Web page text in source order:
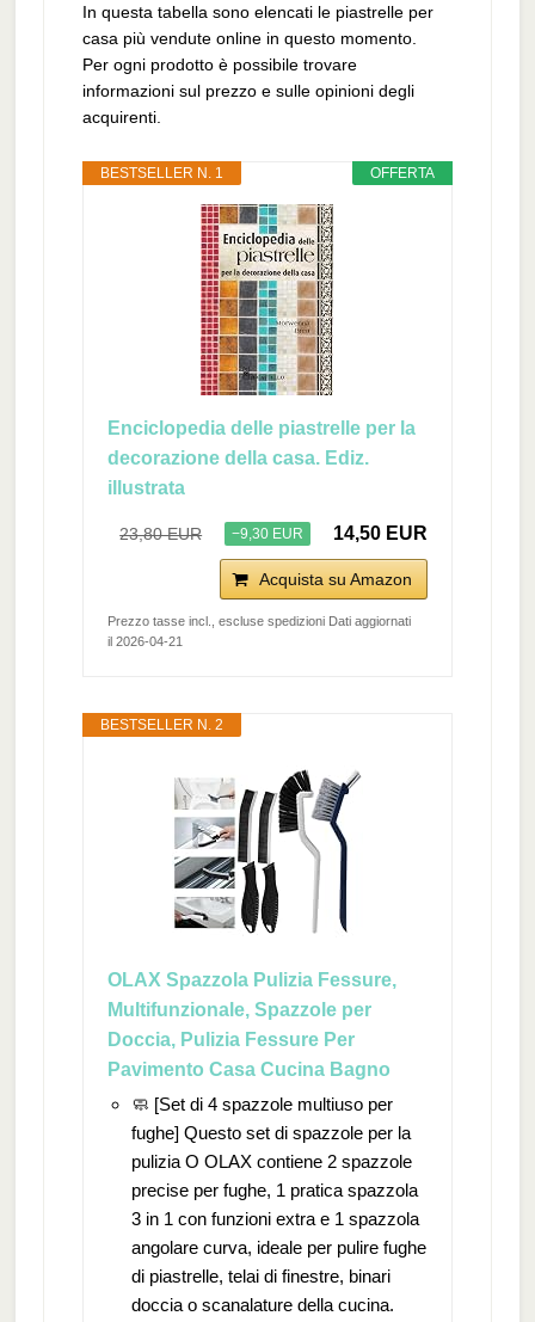
In questa tabella sono elencati le piastrelle per
casa più vendute online in questo momento.
Per ogni prodotto è possibile trovare
informazioni sul prezzo e sulle opinioni degli
acquirenti.
OFFERTA
BESTSELLER N. 1
Enciclopedia delle piastrelle per la
decorazione della casa. Ediz.
illustrata
23,80 EUR −9,30 EUR 14,50 EUR
Acquista su Amazon
Prezzo tasse incl., escluse spedizioni Dati aggiornati
il 2026-04-21
BESTSELLER N. 2
OLAX Spazzola Pulizia Fessure,
Multifunzionale, Spazzole per
Doccia, Pulizia Fessure Per
Pavimento Casa Cucina Bagno
🧼 [Set di 4 spazzole multiuso per
fughe] Questo set di spazzole per la
pulizia O OLAX contiene 2 spazzole
precise per fughe, 1 pratica spazzola
3 in 1 con funzioni extra e 1 spazzola
angolare curva, ideale per pulire fughe
di piastrelle, telai di finestre, binari
doccia o scanalature della cucina.